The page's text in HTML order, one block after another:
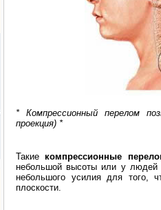
* Компрессионный перелом
проекция) *
Такиекомпрессионные
небольшой высоты или у людей
небольшого усилия для того,
плоскости.